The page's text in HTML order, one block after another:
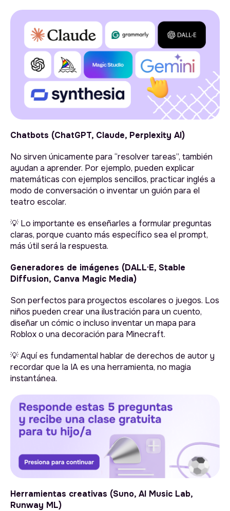
Chatbots (ChatGPT, Claude, Perplexity AI)
No sirven únicamente para “resolver tareas”, también
ayudan a aprender. Por ejemplo, pueden explicar
matemáticas con ejemplos sencillos, practicar inglés a
modo de conversación o inventar un guión para el
teatro escolar.
💡 Lo importante es enseñarles a formular preguntas
claras, porque cuanto más específico sea el prompt,
más útil será la respuesta.
Generadores de imágenes (DALL·E, Stable
Diffusion, Canva Magic Media)
Son perfectos para proyectos escolares o juegos. Los
niños pueden crear una ilustración para un cuento,
diseñar un cómic o incluso inventar un mapa para
Roblox o una decoración para Minecraft.
💡 Aquí es fundamental hablar de derechos de autor y
recordar que la IA es una herramienta, no magia
instantánea.
Herramientas creativas (Suno, AI Music Lab,
Runway ML)